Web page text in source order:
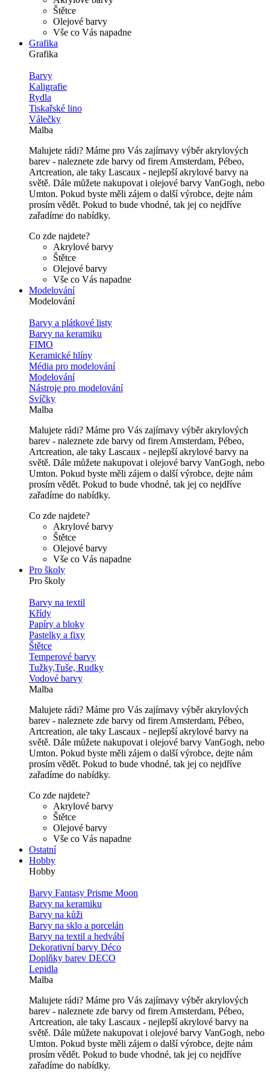
Štětce
Olejové barvy
Vše co Vás napadne
Grafika
Grafika
Barvy
Kaligrafie
Rydla
Tiskařské lino
Válečky
Malba
Malujete rádi? Máme pro Vás zajímavy výběr akrylových
barev - naleznete zde barvy od firem Amsterdam, Pébeo,
Artcreation, ale taky Lascaux - nejlepší akrylové barvy na
světě. Dále můžete nakupovat i olejové barvy VanGogh, nebo
Umton. Pokud byste měli zájem o další výrobce, dejte nám
prosím vědět. Pokud to bude vhodné, tak jej co nejdříve
zařadíme do nabídky.
Co zde najdete?
Akrylové barvy
Štětce
Olejové barvy
Vše co Vás napadne
Modelování
Modelování
Barvy a plátkové listy
Barvy na keramiku
FIMO
Keramické hlíny
Média pro modelování
Modelování
Nástroje pro modelování
Svíčky
Malba
Malujete rádi? Máme pro Vás zajímavy výběr akrylových
barev - naleznete zde barvy od firem Amsterdam, Pébeo,
Artcreation, ale taky Lascaux - nejlepší akrylové barvy na
světě. Dále můžete nakupovat i olejové barvy VanGogh, nebo
Umton. Pokud byste měli zájem o další výrobce, dejte nám
prosím vědět. Pokud to bude vhodné, tak jej co nejdříve
zařadíme do nabídky.
Co zde najdete?
Akrylové barvy
Štětce
Olejové barvy
Vše co Vás napadne
Pro školy
Pro školy
Barvy na textil
Křídy
Papíry a bloky
Pastelky a fixy
Štětce
Temperové barvy
Tužky,Tuše, Rudky
Vodové barvy
Malba
Malujete rádi? Máme pro Vás zajímavy výběr akrylových
barev - naleznete zde barvy od firem Amsterdam, Pébeo,
Artcreation, ale taky Lascaux - nejlepší akrylové barvy na
světě. Dále můžete nakupovat i olejové barvy VanGogh, nebo
Umton. Pokud byste měli zájem o další výrobce, dejte nám
prosím vědět. Pokud to bude vhodné, tak jej co nejdříve
zařadíme do nabídky.
Co zde najdete?
Akrylové barvy
Štětce
Olejové barvy
Vše co Vás napadne
Ostatní
Hobby
Hobby
Barvy Fantasy Prisme Moon
Barvy na keramiku
Barvy na kůži
Barvy na sklo a porcelán
Barvy na textil a hedvábí
Dekorativní barvy Déco
Doplňky barev DECO
Lepidla
Malba
Malujete rádi? Máme pro Vás zajímavy výběr akrylových
barev - naleznete zde barvy od firem Amsterdam, Pébeo,
Artcreation, ale taky Lascaux - nejlepší akrylové barvy na
světě. Dále můžete nakupovat i olejové barvy VanGogh, nebo
Umton. Pokud byste měli zájem o další výrobce, dejte nám
prosím vědět. Pokud to bude vhodné, tak jej co nejdříve
zařadíme do nabídky.